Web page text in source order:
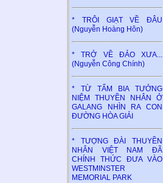
* TRÔI GIẠT VỀ ĐÂU
(Nguyễn Hoàng Hôn)
* TRỞ VỀ ĐẢO XƯA...
(Nguyễn Công Chính)
* TỪ TẤM BIA TƯỞNG
NIỆM THUYỀN NHÂN Ở
GALANG NHÌN RA CON
ĐƯỜNG HÒA GIẢI
* TƯỢNG ĐÀI THUYỀN
NHÂN VIỆT NAM ĐÃ
CHÍNH THỨC ĐƯA VÀO
WESTMINSTER
MEMORIAL PARK